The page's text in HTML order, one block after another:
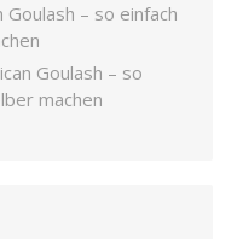
Goulash – so einfach
Goulash – so
machen